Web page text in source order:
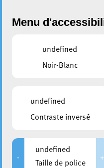
Administration
langue 2023
Menu
undefined
Noir-Blanc
undefined
Contraste inversé
-
undefined
Taille de police
+